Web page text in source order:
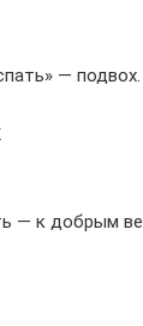
— подвох.
— к добрым